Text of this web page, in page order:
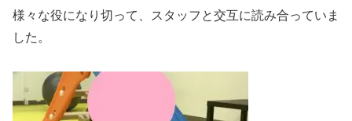
様々な役になり切って、スタッフと交互に読み合っていま
した。